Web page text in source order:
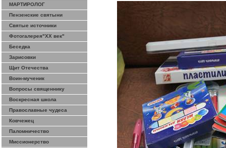
МАРТИРОЛОГ
Пензенские святыни
Святые источники
Фотогалерея"ХХ век"
Беседка
Зарисовки
Щит Отечества
Воин-мученик
Вопросы священнику
Воскресная школа
Православные чудеса
Ковчежец
Паломничество
Миссионерство